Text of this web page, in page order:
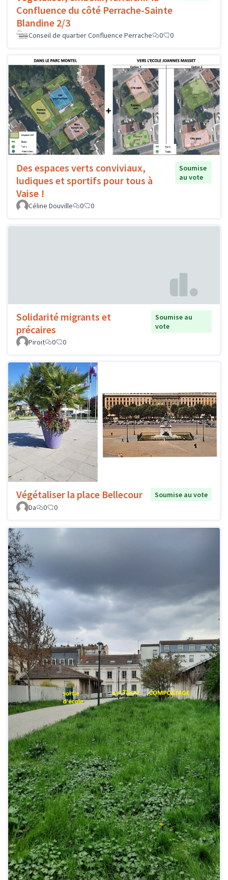
Confluence du côté Perrache-Sainte
Blandine 2/3
Conseil de quartier Confluence Perrache 0 0
Des espaces verts conviviaux,
ludiques et sportifs pour tous à
Vaise !
Soumise
au vote
Céline Douville 0 0
Solidarité migrants et
précaires
Soumise au
vote
Piroit
0 0
Végétaliser la place Bellecour
Soumise au vote
Da
0 0